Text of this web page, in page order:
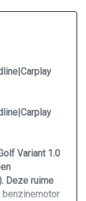
Variant 1.0
Deze ruime